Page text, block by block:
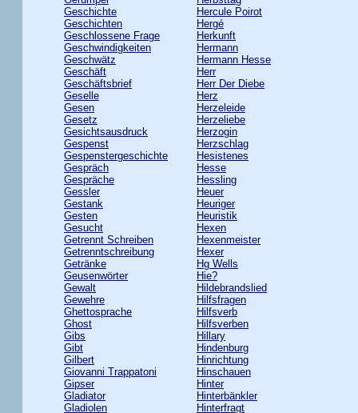
Geschichte
Geschichten
Geschlossene Frage
Geschwindigkeiten
Geschwätz
Geschäft
Geschäftsbrief
Geselle
Gesen
Gesetz
Gesichtsausdruck
Gespenst
Gespenstergeschichte
Gespräch
Gespräche
Gessler
Gestank
Gesten
Gesucht
Getrennt Schreiben
Getrenntschreibung
Getränke
Geusenwörter
Gewalt
Gewehre
Ghettosprache
Ghost
Gibs
Gibt
Gilbert
Giovanni Trappatoni
Gipser
Gladiator
Gladiolen
Hercule Poirot
Hergé
Herkunft
Hermann
Hermann Hesse
Herr
Herr Der Diebe
Herz
Herzeleide
Herzeliebe
Herzogin
Herzschlag
Hesistenes
Hesse
Hessling
Heuer
Heuriger
Heuristik
Hexen
Hexenmeister
Hexer
Hg Wells
Hie?
Hildebrandslied
Hilfsfragen
Hilfsverb
Hilfsverben
Hillary
Hindenburg
Hinrichtung
Hinschauen
Hinter
Hinterbänkler
Hinterfragt